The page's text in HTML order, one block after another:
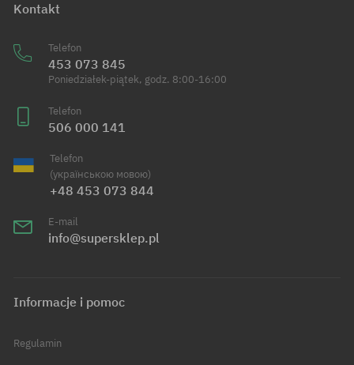
Kontakt
Telefon
453 073 845
Poniedziałek-piątek, godz. 8:00-16:00
Telefon
506 000 141
Telefon
(українською мовою)
+48 453 073 844
E-mail
info@supersklep.pl
Informacje i pomoc
Regulamin